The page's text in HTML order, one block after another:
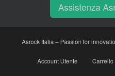
Assistenza
Asrock Italia – Passion for
Account Utente Carrello